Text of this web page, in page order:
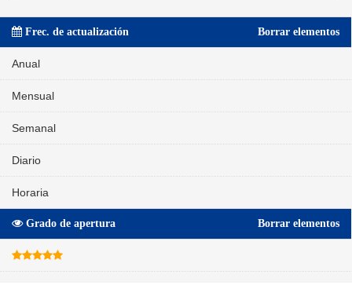
Frec. de actualización Borrar elementos
Anual
Mensual
Semanal
Diario
Horaria
Grado de apertura Borrar elementos